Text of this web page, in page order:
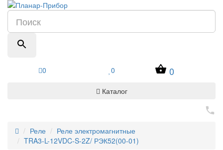
0 0 0
Каталог
Реле
Реле электромагнитные
TRA3-L-12VDC-S-2Z/ РЭК52(00-01)